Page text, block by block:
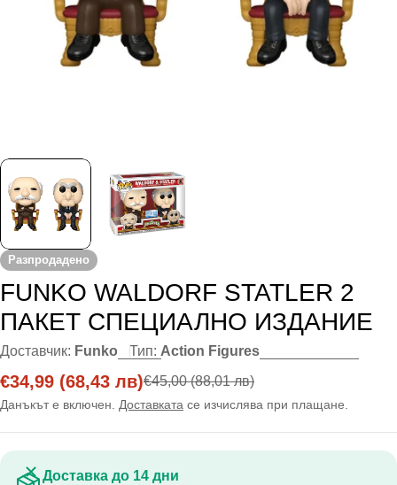
Разпродадено
FUNKO WALDORF STATLER 2
ПАКЕТ СПЕЦИАЛНО ИЗДАНИЕ
Доставчик: Funko Тип: Action Figures
Цена
на
€34,99 (68,43 лв)
Редовна
цена
€45,00(88,01 лв)
Данъкът е включен. Доставката се изчислява при плащане.
Доставка до 14 дни